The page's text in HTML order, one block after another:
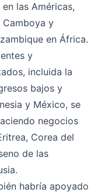
las Américas,
Camboya y
en África.
y
incluida la
bajos y
y México, se
negocios
Corea del
de las
habría apoyado